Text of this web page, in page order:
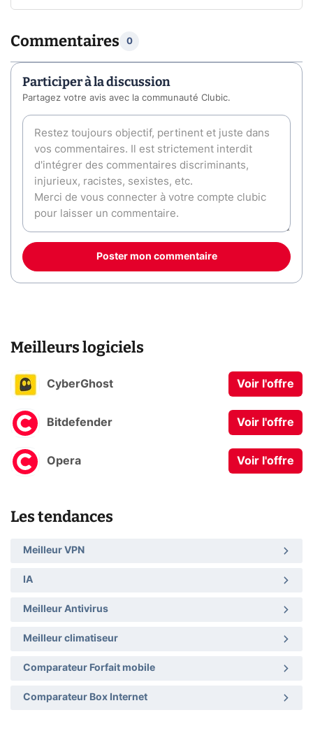
Commentaires 0
Participer à la discussion
Partagez votre avis avec la communauté Clubic.
Poster mon commentaire
Meilleurs logiciels
CyberGhost Voir l'offre
Bitdefender Voir l'offre
Opera Voir l'offre
Les tendances
Meilleur VPN
IA
Meilleur Antivirus
Meilleur climatiseur
Comparateur Forfait mobile
Comparateur Box Internet